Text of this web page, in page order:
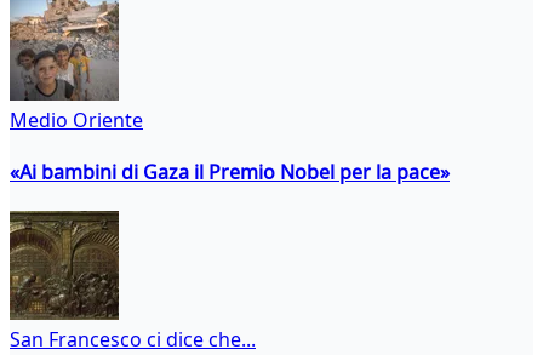
Medio Oriente
«Ai bambini di Gaza il Premio Nobel per la pace»
San Francesco ci dice che...